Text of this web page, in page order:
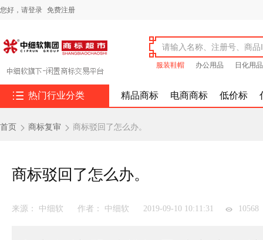
您好， 请登录 免费注册
服装鞋帽 办公用品 日化用品
 热门行业分类 精品商标 电商商标 低价标
首页  商标复审  商标驳回了怎么办。
商标驳回了怎么办。
来源： 中细软 作者： 中细软 2019-09-10 10:11:31 10568